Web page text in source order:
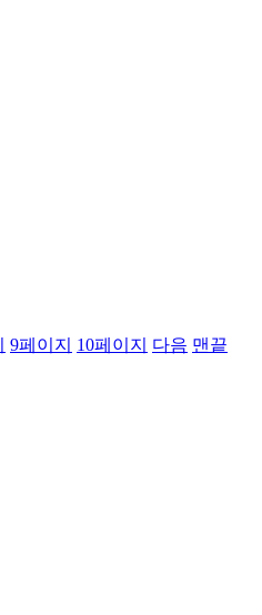
9페이지 10페이지 다음 맨끝